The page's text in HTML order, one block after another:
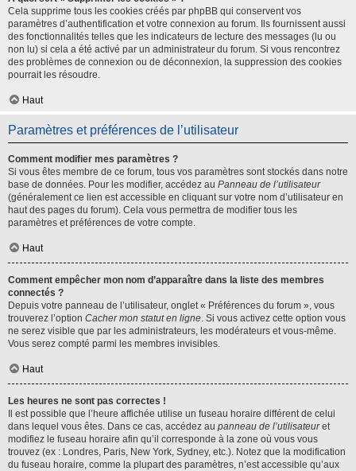
Cela supprime tous les cookies créés par phpBB qui conservent vos
paramètres d’authentification et votre connexion au forum. Ils fournissent aussi
des fonctionnalités telles que les indicateurs de lecture des messages (lu ou
non lu) si cela a été activé par un administrateur du forum. Si vous rencontrez
des problèmes de connexion ou de déconnexion, la suppression des cookies
pourrait les résoudre.
Haut
Paramètres et préférences de l’utilisateur
Comment modifier mes paramètres ?
Si vous êtes membre de ce forum, tous vos paramètres sont stockés dans notre
base de données. Pour les modifier, accédez au Panneau de l’utilisateur
(généralement ce lien est accessible en cliquant sur votre nom d’utilisateur en
haut des pages du forum). Cela vous permettra de modifier tous les
paramètres et préférences de votre compte.
Haut
Comment empêcher mon nom d’apparaître dans la liste des membres
connectés ?
Depuis votre panneau de l’utilisateur, onglet « Préférences du forum », vous
trouverez l’option Cacher mon statut en ligne. Si vous activez cette option vous
ne serez visible que par les administrateurs, les modérateurs et vous-même.
Vous serez compté parmi les membres invisibles.
Haut
Les heures ne sont pas correctes !
Il est possible que l’heure affichée utilise un fuseau horaire différent de celui
dans lequel vous êtes. Dans ce cas, accédez au panneau de l’utilisateuret
modifiez le fuseau horaire afin qu’il corresponde à la zone où vous vous
trouvez (ex : Londres, Paris, New York, Sydney, etc.). Notez que la modification
du fuseau horaire, comme la plupart des paramètres, n’est accessible qu’aux